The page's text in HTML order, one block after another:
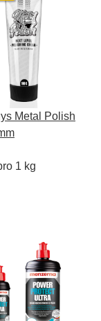
Metal Polish
1 kg